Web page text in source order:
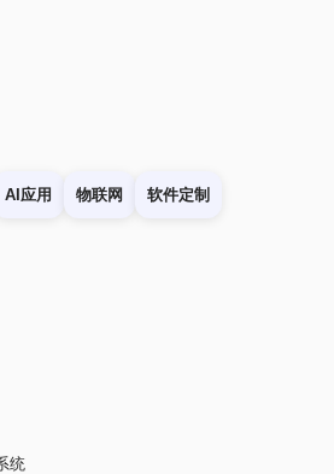
AI应用 物联网 软件定制
统